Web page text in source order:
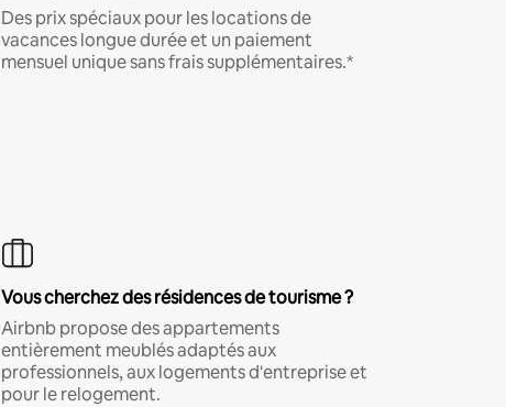
Des prix spéciaux pour les locations de
vacances longue durée et un paiement
mensuel unique sans frais supplémentaires.*
Vous cherchez des résidences de tourisme ?
Airbnb propose des appartements
entièrement meublés adaptés aux
professionnels, aux logements d'entreprise et
pour le relogement.